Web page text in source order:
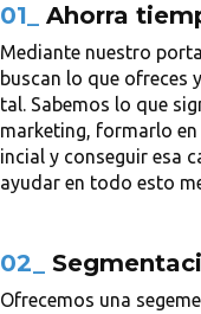
01_ Ahorra
Mediante nuestro
buscan lo que ofreces
tal. Sabemos lo que
marketing, formarlo
incial y conseguir esa
ayudar en todo esto
02_
Ofrecemos una